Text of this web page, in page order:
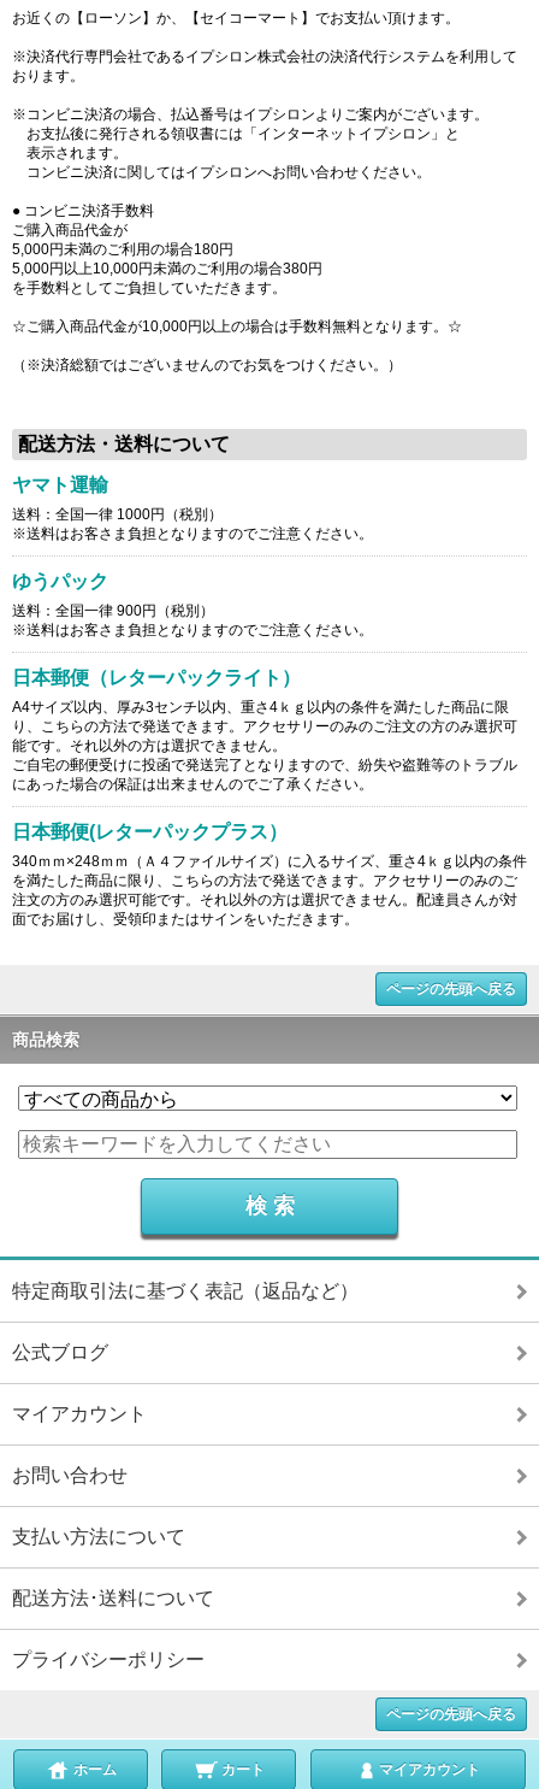
お近くの【ローソン】か、【セイコーマート】でお支払い頂けます。
※決済代行専門会社であるイプシロン株式会社の決済代行システムを利用して
おります。
※コンビニ決済の場合、払込番号はイプシロンよりご案内がございます。
お支払後に発行される領収書には「インターネットイプシロン」と
表示されます。
コンビニ決済に関してはイプシロンへお問い合わせください。
● コンビニ決済手数料
ご購入商品代金が
5,000円未満のご利用の場合180円
5,000円以上10,000円未満のご利用の場合380円
を手数料としてご負担していただきます。
☆ご購入商品代金が10,000円以上の場合は手数料無料となります。☆
（※決済総額ではございませんのでお気をつけください。）
配送方法・送料について
ヤマト運輸
送料：全国一律 1000円（税別）
※送料はお客さま負担となりますのでご注意ください。
ゆうパック
送料：全国一律 900円（税別）
※送料はお客さま負担となりますのでご注意ください。
日本郵便（レターパックライト）
A4サイズ以内、厚み3センチ以内、重さ4ｋｇ以内の条件を満たした商品に限
り、こちらの方法で発送できます。アクセサリーのみのご注文の方のみ選択可
能です。それ以外の方は選択できません。
ご自宅の郵便受けに投函で発送完了となりますので、紛失や盗難等のトラブル
にあった場合の保証は出来ませんのでご了承ください。
日本郵便(レターパックプラス）
340ｍｍ×248ｍｍ（Ａ４ファイルサイズ）に入るサイズ、重さ4ｋｇ以内の条件
を満たした商品に限り、こちらの方法で発送できます。アクセサリーのみのご
注文の方のみ選択可能です。それ以外の方は選択できません。配達員さんが対
面でお届けし、受領印またはサインをいただきます。
ページの先頭へ戻る
商品検索
特定商取引法に基づく表記（返品など）
公式ブログ
マイアカウント
お問い合わせ
支払い方法について
配送方法･送料について
プライバシーポリシー
ページの先頭へ戻る
ホーム カート マイアカウント